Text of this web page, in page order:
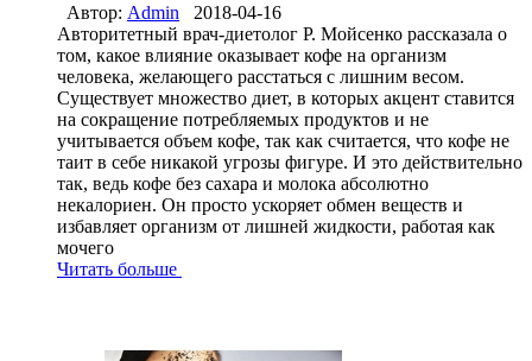
Автор: Admin
2018-04-16
Авторитетный врач-диетолог Р. Мойсенко рассказала о
том, какое влияние оказывает кофе на организм
человека, желающего расстаться с лишним весом.
Существует множество диет, в которых акцент ставится
на сокращение потребляемых продуктов и не
учитывается объем кофе, так как считается, что кофе не
таит в себе никакой угрозы фигуре. И это действительно
так, ведь кофе без сахара и молока абсолютно
некалориен. Он просто ускоряет обмен веществ и
избавляет организм от лишней жидкости, работая как
мочего
Читать больше